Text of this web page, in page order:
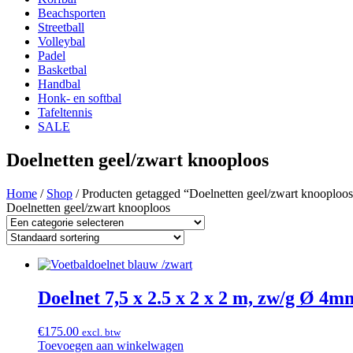
Beachsporten
Streetball
Volleybal
Padel
Basketbal
Handbal
Honk- en softbal
Tafeltennis
SALE
Doelnetten geel/zwart knooploos
Home / Shop / Producten getagged “Doelnetten geel/zwart
Doelnetten geel/zwart knooploos
Doelnet 7,5 x 2.5 x 2 x 2 m, zw/g Ø
€175.00 excl. btw
Toevoegen aan winkelwagen